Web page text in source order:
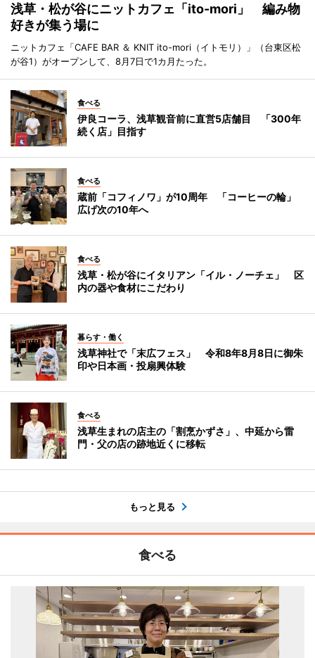
浅草・松が谷にニットカフェ「ito-mori」 編み物
好きが集う場に
ニットカフェ「CAFE BAR ＆ KNIT ito-mori（イトモリ）」（台東区松
が谷1）がオープンして、8月7日で1カ月たった。
食べる
伊良コーラ、浅草観音前に直営5店舗目 「300年
続く店」目指す
食べる
蔵前「コフィノワ」が10周年 「コーヒーの輪」
広げ次の10年へ
食べる
浅草・松が谷にイタリアン「イル・ノーチェ」 区
内の器や食材にこだわり
暮らす・働く
浅草神社で「末広フェス」 令和8年8月8日に御朱
印や日本画・投扇興体験
食べる
浅草生まれの店主の「割烹かずさ」、中延から雷
門・父の店の跡地近くに移転
もっと見る
食べる